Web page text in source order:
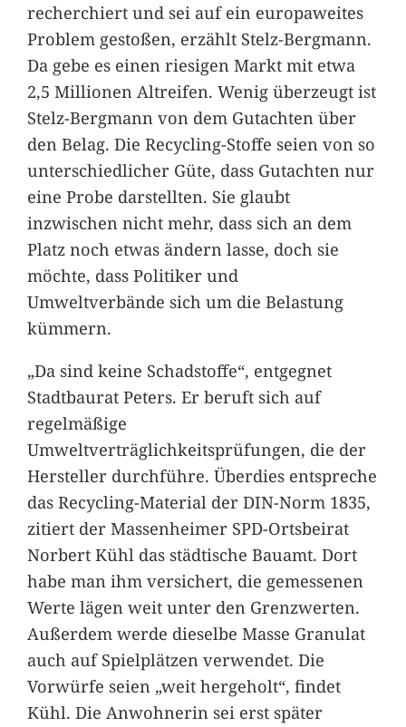
recherchiert und sei auf ein europaweites
Problem gestoßen, erzählt Stelz-Bergmann.
Da gebe es einen riesigen Markt mit etwa
2,5 Millionen Altreifen. Wenig überzeugt ist
Stelz-Bergmann von dem Gutachten über
den Belag. Die Recycling-Stoffe seien von so
unterschiedlicher Güte, dass Gutachten nur
eine Probe darstellten. Sie glaubt
inzwischen nicht mehr, dass sich an dem
Platz noch etwas ändern lasse, doch sie
möchte, dass Politiker und
Umweltverbände sich um die Belastung
kümmern.
„Da sind keine Schadstoffe“, entgegnet
Stadtbaurat Peters. Er beruft sich auf
regelmäßige
Umweltverträglichkeitsprüfungen, die der
Hersteller durchführe. Überdies entspreche
das Recycling-Material der DIN-Norm 1835,
zitiert der Massenheimer SPD-Ortsbeirat
Norbert Kühl das städtische Bauamt. Dort
habe man ihm versichert, die gemessenen
Werte lägen weit unter den Grenzwerten.
Außerdem werde dieselbe Masse Granulat
auch auf Spielplätzen verwendet. Die
Vorwürfe seien „weit hergeholt“, findet
Kühl. Die Anwohnerin sei erst später